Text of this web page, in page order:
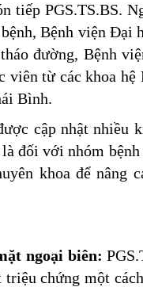
tiếp PGS.TS.BS.
Bệnh viện Đại
đường, Bệnh
viên từ các khoa
Bình.
cập nhật nhiều
đối với nhóm
khoa để nâng
ngoại biên:
triệu chứng một